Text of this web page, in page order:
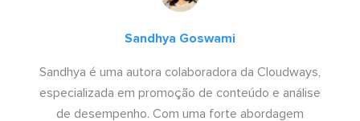
Sandhya Goswami
Sandhya é uma autora colaboradora da Cloudways,
especializada em promoção de conteúdo e análise
de desempenho. Com uma forte abordagem